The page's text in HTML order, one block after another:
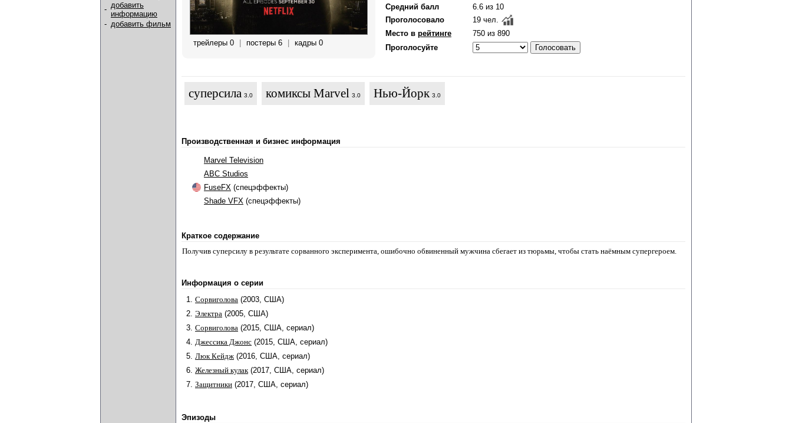
- добавить
информацию
- добавить фильм
трейлеры 0 постеры 6 кадры 0
Средний балл
6.6 из 10
Проголосовало
19 чел.
Место в рейтинге
750 из 890
Проголосуйте
суперсила 3.0 комиксы Marvel 3.0 Нью-Йорк 3.0
Производственная и бизнес информация
Marvel Television
ABC Studios
FuseFX (спецэффекты)
Shade VFX (спецэффекты)
Краткое содержание
Получив суперсилу в результате сорванного эксперимента, ошибочно обвиненный мужчина сбегает из тюрьмы, чтобы стать наёмным супергероем.
Информация о серии
1. Сорвиголова (2003, США)
2. Электра (2005, США)
3. Сорвиголова (2015, США, сериал)
4. Джессика Джонс (2015, США, сериал)
5. Люк Кейдж (2016, США, сериал)
6. Железный кулак (2017, США, сериал)
7. Защитники (2017, США, сериал)
Эпизоды